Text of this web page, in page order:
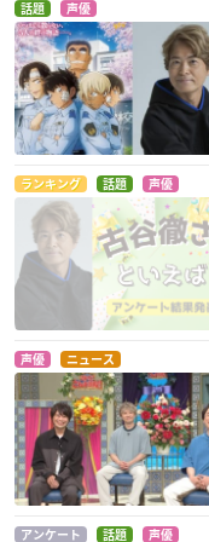
ルパン三世 DEAD O
R ALIVE
パニシュ
ウルトラ​マンUSA
スコット・マスター
ソン（ウルトラマン
スコット）
話題 声優
ランキング 話題 声優
声優 ニュース
アンケート 話題 声優